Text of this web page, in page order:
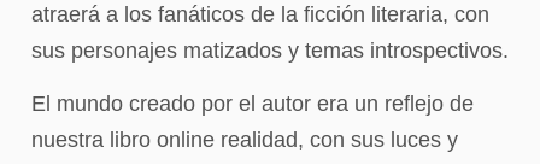
atraerá a los fanáticos de la ficción literaria, con
sus personajes matizados y temas introspectivos.
El mundo creado por el autor era un reflejo de
nuestra libro online​ realidad, con sus luces y